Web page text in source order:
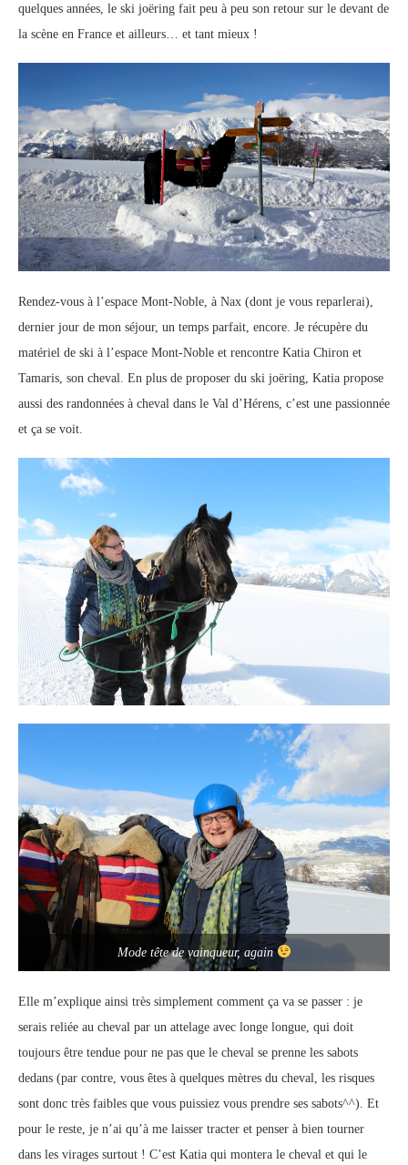
quelques années, le ski joëring fait peu à peu son retour sur le devant de
la scène en France et ailleurs… et tant mieux !
Rendez-vous à l’espace Mont-Noble, à Nax (dont je vous reparlerai),
dernier jour de mon séjour, un temps parfait, encore. Je récupère du
matériel de ski à l’espace Mont-Noble et rencontre Katia Chiron et
Tamaris, son cheval. En plus de proposer du ski joëring, Katia propose
aussi des randonnées à cheval dans le Val d’Hérens, c’est une passionnée
et ça se voit.
Mode tête de vainqueur, again
Elle m’explique ainsi très simplement comment ça va se passer : je
serais reliée au cheval par un attelage avec longe longue, qui doit
toujours être tendue pour ne pas que le cheval se prenne les sabots
dedans (par contre, vous êtes à quelques mètres du cheval, les risques
sont donc très faibles que vous puissiez vous prendre ses sabots^^). Et
pour le reste, je n’ai qu’à me laisser tracter et penser à bien tourner
dans les virages surtout ! C’est Katia qui montera le cheval et qui le